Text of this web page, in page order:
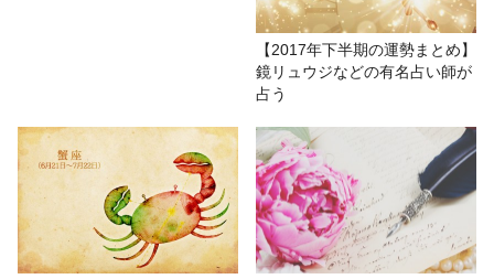
【2017年下半期の運勢まとめ】
鏡リュウジなどの有名占い師が
占う